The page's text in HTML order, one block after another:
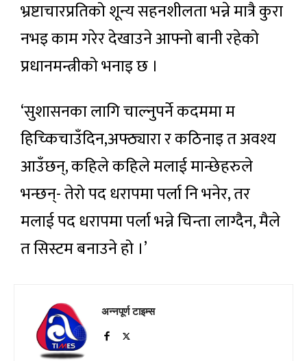
भ्रष्टाचारप्रतिको शून्य सहनशीलता भन्ने मात्रै कुरा
नभइ काम गरेर देखाउने आफ्नो बानी रहेको
प्रधानमन्त्रीको भनाइ छ ।
‘सुशासनका लागि चाल्नुपर्ने कदममा म
हिच्किचाउँदिन,अफ्ठ्यारा र कठिनाइ त अवश्य
आउँछन्, कहिले कहिले मलाई मान्छेहरुले
भन्छन्- तेरो पद धरापमा पर्ला नि भनेर, तर
मलाई पद धरापमा पर्ला भन्ने चिन्ता लाग्दैन, मैले
त सिस्टम बनाउने हो ।’
अन्नपूर्ण टाइम्स